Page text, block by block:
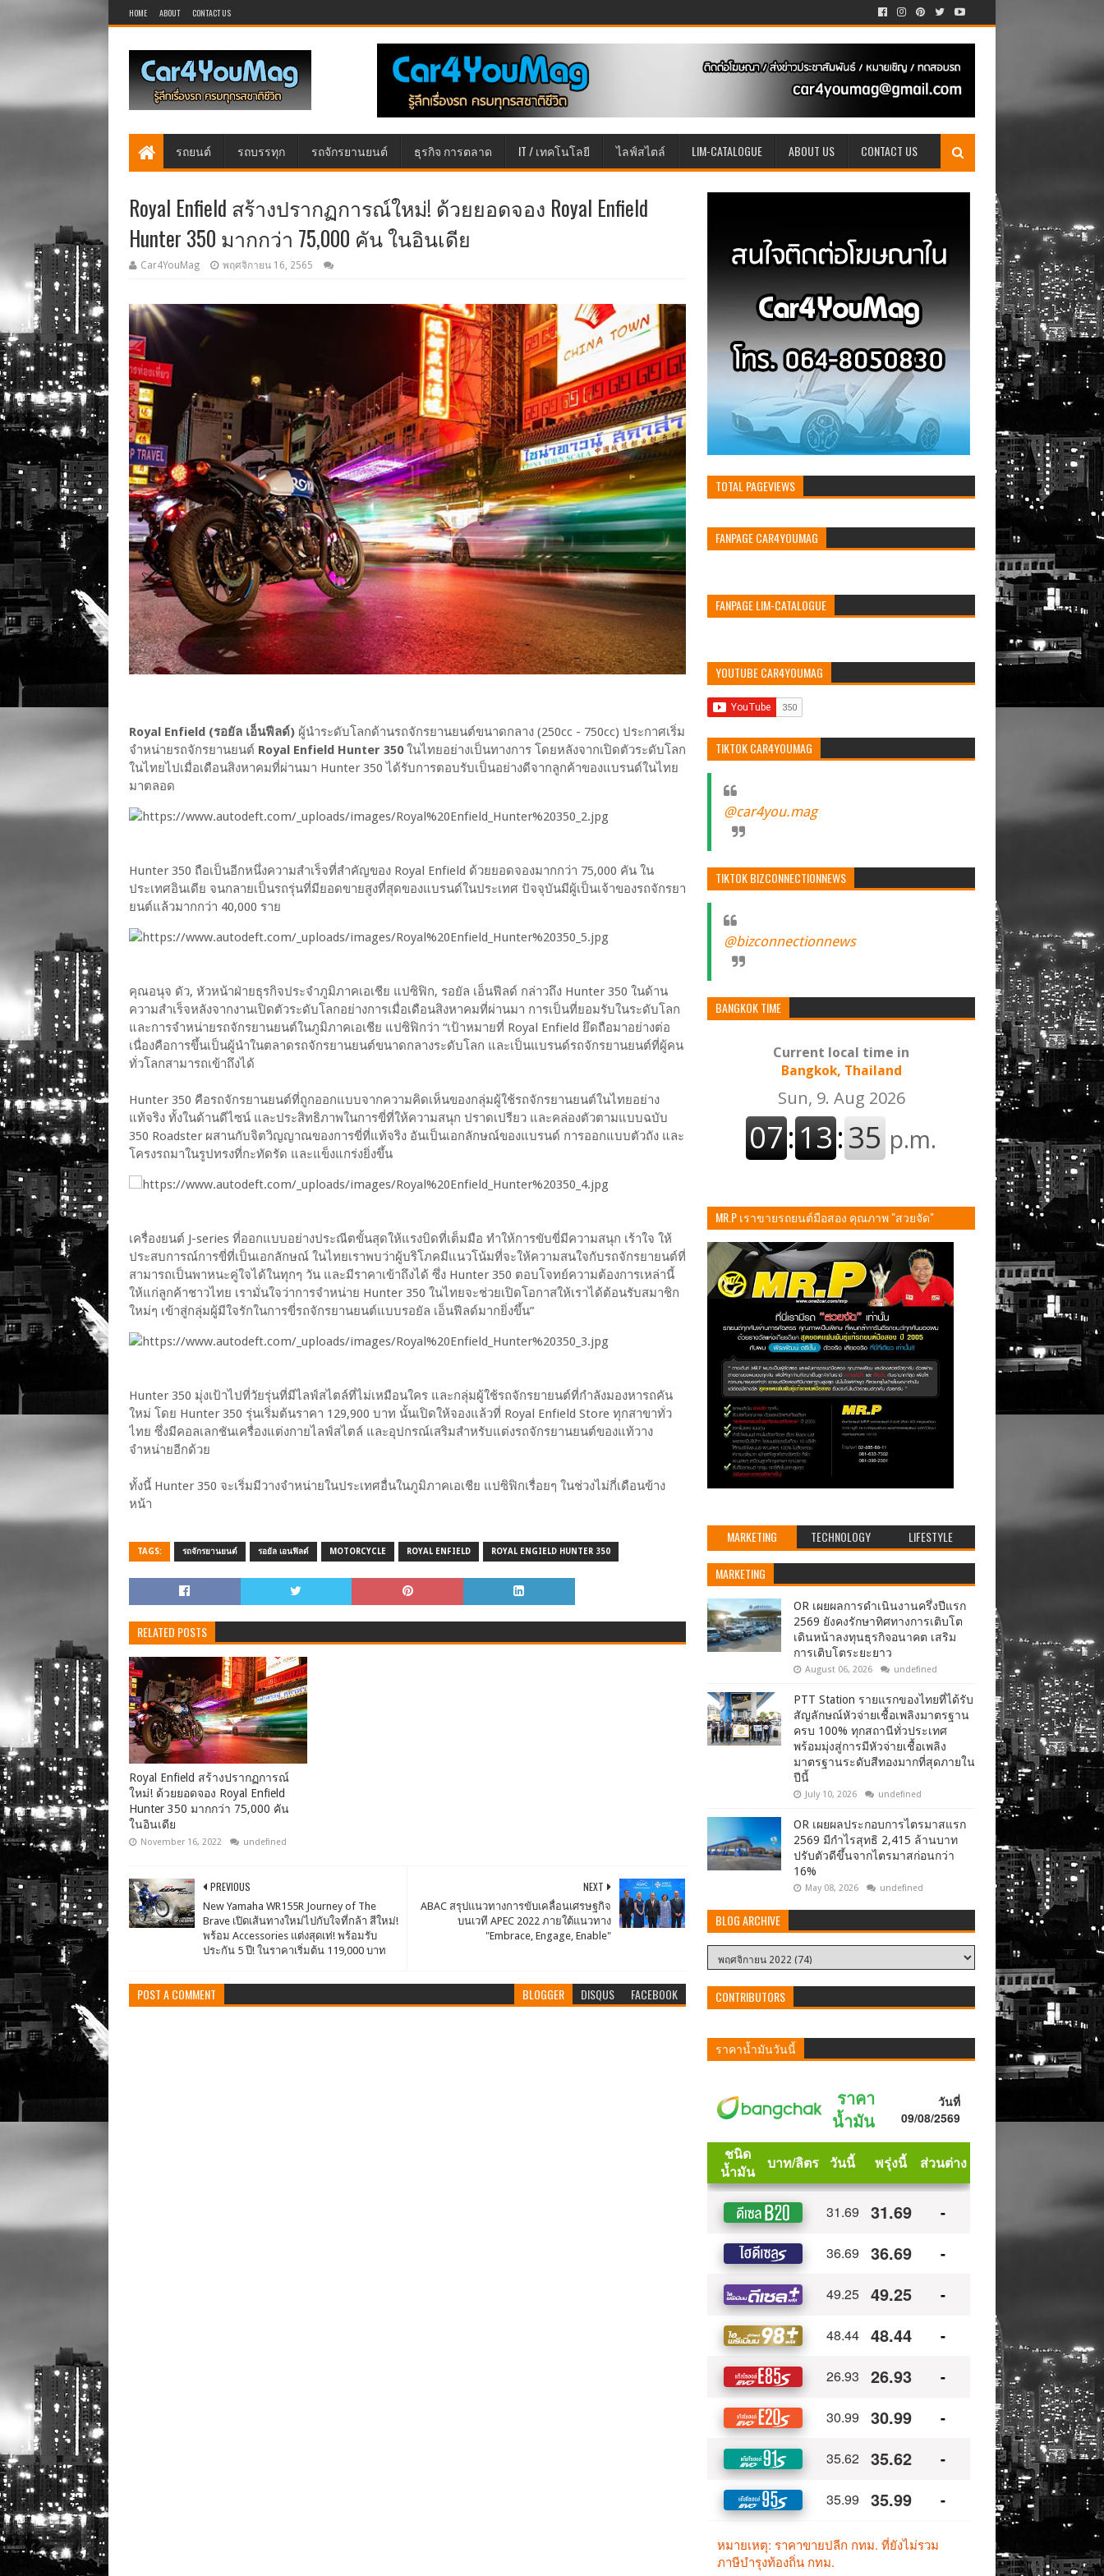
HOME ABOUT CONTACT US
รถยนต์ รถบรรทุก รถจักรยานยนต์ ธุรกิจ การตลาด IT / เทคโนโลยี ไลฟ์สไตล์ LIM-CATALOGUE ABOUT US CONTACT US
Royal Enfield สร้างปรากฏการณ์ใหม่! ด้วยยอดจอง Royal Enfield
Hunter 350 มากกว่า 75,000 คัน ในอินเดีย
Car4YouMag พฤศจิกายน 16, 2565
Royal Enfield (รอยัล เอ็นฟีลด์) ผู้นำระดับโลกด้านรถจักรยานยนต์ขนาดกลาง (250cc - 750cc) ประกาศเริ่ม
จำหน่ายรถจักรยานยนต์ Royal Enfield Hunter 350ในไทยอย่างเป็นทางการ โดยหลังจากเปิดตัวระดับโลก
ในไทยไปเมื่อเดือนสิงหาคมที่ผ่านมา Hunter 350 ได้รับการตอบรับเป็นอย่างดีจากลูกค้าของแบรนด์ในไทย
มาตลอด
Hunter 350 ถือเป็นอีกหนึ่งความสำเร็จที่สำคัญของ Royal Enfield ด้วยยอดจองมากกว่า 75,000 คัน ใน
ประเทศอินเดีย จนกลายเป็นรถรุ่นที่มียอดขายสูงที่สุดของแบรนด์ในประเทศ ปัจจุบันมีผู้เป็นเจ้าของรถจักรยา
ยนต์แล้วมากกว่า 40,000 ราย
คุณอนุจ ดัว, หัวหน้าฝ่ายธุรกิจประจำภูมิภาคเอเชีย แปซิฟิก, รอยัล เอ็นฟีลด์ กล่าวถึง Hunter 350 ในด้าน
ความสำเร็จหลังจากงานเปิดตัวระดับโลกอย่างการเมื่อเดือนสิงหาคมที่ผ่านมา การเป็นที่ยอมรับในระดับโลก
และการจำหน่ายรถจักรยานยนต์ในภูมิภาคเอเชีย แปซิฟิกว่า “เป้าหมายที่ Royal Enfield ยึดถือมาอย่างต่อ
เนื่องคือการขึ้นเป็นผู้นำในตลาดรถจักรยานยนต์ขนาดกลางระดับโลก และเป็นแบรนด์รถจักรยานยนต์ที่ผู้คน
ทั่วโลกสามารถเข้าถึงได้
Hunter 350 คือรถจักรยานยนต์ที่ถูกออกแบบจากความคิดเห็นของกลุ่มผู้ใช้รถจักรยานยนต์ในไทยอย่าง
แท้จริง ทั้งในด้านดีไซน์ และประสิทธิภาพในการขี่ที่ให้ความสนุก ปราดเปรียว และคล่องตัวตามแบบฉบับ
350 Roadster ผสานกับจิตวิญญาณของการขี่ที่แท้จริง อันเป็นเอกลักษณ์ของแบรนด์ การออกแบบตัวถัง และ
โครงรถมาในรูปทรงที่กะทัดรัด และแข็งแกร่งยิ่งขึ้น
เครื่องยนต์ J-series ที่ออกแบบอย่างประณีตขั้นสุดให้แรงบิดที่เต็มมือ ทำให้การขับขี่มีความสนุก เร้าใจ ให้
ประสบการณ์การขี่ที่เป็นเอกลักษณ์ ในไทยเราพบว่าผู้บริโภคมีแนวโน้มที่จะให้ความสนใจกับรถจักรยายนต์ที่
สามารถเป็นพาหนะคู่ใจได้ในทุกๆ วัน และมีราคาเข้าถึงได้ ซึ่ง Hunter 350 ตอบโจทย์ความต้องการเหล่านี้
ให้แก่ลูกค้าชาวไทย เรามั่นใจว่าการจำหน่าย Hunter 350 ในไทยจะช่วยเปิดโอกาสให้เราได้ต้อนรับสมาชิก
ใหม่ๆ เข้าสู่กลุ่มผู้มีใจรักในการขี่รถจักรยานยนต์แบบรอยัล เอ็นฟีลด์มากยิ่งขึ้น”
Hunter 350 มุ่งเป้าไปที่วัยรุ่นที่มีไลฟ์สไตล์ที่ไม่เหมือนใคร และกลุ่มผู้ใช้รถจักรยายนต์ที่กำลังมองหารถคัน
ใหม่ โดย Hunter 350 รุ่นเริ่มต้นราคา 129,900 บาท นั้นเปิดให้จองแล้วที่ Royal Enfield Store ทุกสาขาทั่ว
ไทย ซึ่งมีคอลเลกชันเครื่องแต่งกายไลฟ์สไตล์ และอุปกรณ์เสริมสำหรับแต่งรถจักรยานยนต์ของแท้วาง
จำหน่ายอีกด้วย
ทั้งนี้ Hunter 350 จะเริ่มมีวางจำหน่ายในประเทศอื่นในภูมิภาคเอเชีย แปซิฟิกเรื่อยๆ ในช่วงไม่กี่เดือนข้าง
หน้า
TAGS: รถจักรยานยนต์ รอยัล เอนฟิลด์ MOTORCYCLE ROYAL ENFIELD ROYAL ENGIELD HUNTER 350
RELATED POSTS
Royal Enfield สร้างปรากฏการณ์
ใหม่! ด้วยยอดจอง Royal Enfield
Hunter 350 มากกว่า 75,000 คัน
ในอินเดีย
November 16, 2022 undefined
NEXT
ABAC สรุปแนวทางการขับเคลื่อนเศรษฐกิจ
บนเวที APEC 2022 ภายใต้แนวทาง
"Embrace, Engage, Enable"
PREVIOUS
New Yamaha WR155R Journey of The
Brave เปิดเส้นทางใหม่ไปกับใจที่กล้า สีใหม่!
พร้อม Accessories แต่งสุดเท่! พร้อมรับ
ประกัน 5 ปี! ในราคาเริ่มต้น 119,000 บาท
POST A COMMENT BLOGGER DISQUS FACEBOOK
TOTAL PAGEVIEWS
FANPAGE CAR4YOUMAG
FANPAGE LIM-CATALOGUE
YOUTUBE CAR4YOUMAG
TIKTOK CAR4YOUMAG
@car4you.mag
TIKTOK BIZCONNECTIONNEWS
@bizconnectionnews
BANGKOK TIME
Current local time in
Bangkok, Thailand
MR.P เราขายรถยนต์มือสอง คุณภาพ "สวยจัด"
MARKETING TECHNOLOGY LIFESTYLE
MARKETING
OR เผยผลการดำเนินงานครึ่งปีแรก
2569 ยังคงรักษาทิศทางการเติบโต
เดินหน้าลงทุนธุรกิจอนาคต เสริม
การเติบโตระยะยาว
August 06, 2026 undefined
PTT Station รายแรกของไทยที่ได้รับ
สัญลักษณ์หัวจ่ายเชื้อเพลิงมาตรฐาน
ครบ 100% ทุกสถานีทั่วประเทศ
พร้อมมุ่งสู่การมีหัวจ่ายเชื้อเพลิง
มาตรฐานระดับสีทองมากที่สุดภายใน
ปีนี้
July 10, 2026 undefined
OR เผยผลประกอบการไตรมาสแรก
2569 มีกำไรสุทธิ 2,415 ล้านบาท
ปรับตัวดีขึ้นจากไตรมาสก่อนกว่า
16%
May 08, 2026 undefined
BLOG ARCHIVE
CONTRIBUTORS
ราคาน้ำมันวันนี้